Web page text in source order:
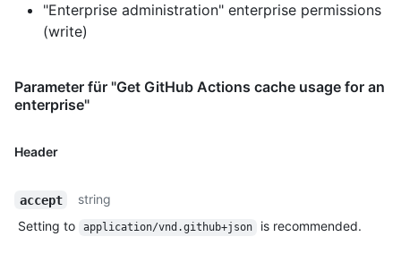
"Enterprise administration" enterprise permissions
(write)
Parameter für "Get GitHub Actions cache usage for an
enterprise"
Header
accept
string
Setting to
application/vnd.github+json is recommended.